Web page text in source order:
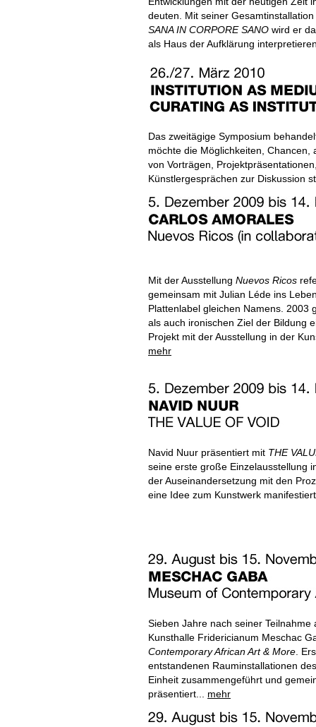
deuten. Mit seiner Gesamtinstallation
SANA IN CORPORE SANO wird er
als Haus der Aufklärung
Das zweitägige Symposium
möchte die Möglichkeiten,
von Vorträgen,
Künstlergesprächen zur Diskussion
Mit der Ausstellung Nuevos Ricos
gemeinsam mit Julian Léde ins
Plattenlabel gleichen Namens. 2003
als auch ironischen Ziel der Bildung
Projekt mit der Ausstellung in der
mehr
Navid Nuur präsentiert mit THE
seine erste große Einzelausstellung
der Auseinandersetzung mit den
eine Idee zum Kunstwerk
Sieben Jahre nach seiner
Kunsthalle Fridericianum Meschac
Contemporary African Art & More .
entstandenen Rauminstallationen
Einheit zusammengeführt und
präsentiert... mehr